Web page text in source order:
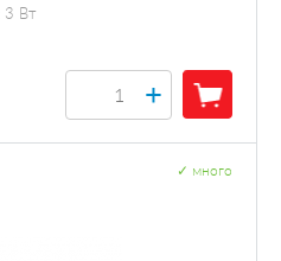
3 Вт
+
много